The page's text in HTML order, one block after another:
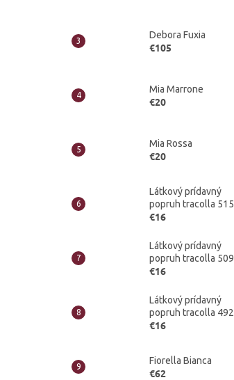
Debora Fuxia
€105
Mia Marrone
€20
Mia Rossa
€20
Látkový prídavný
popruh tracolla 515
€16
Látkový prídavný
popruh tracolla 509
€16
Látkový prídavný
popruh tracolla 492
€16
Fiorella Bianca
€62